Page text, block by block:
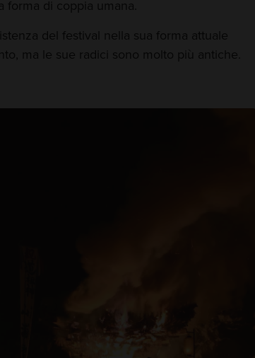
di coppia umana.
del festival nella sua forma attuale
ma le sue radici sono molto più antiche.